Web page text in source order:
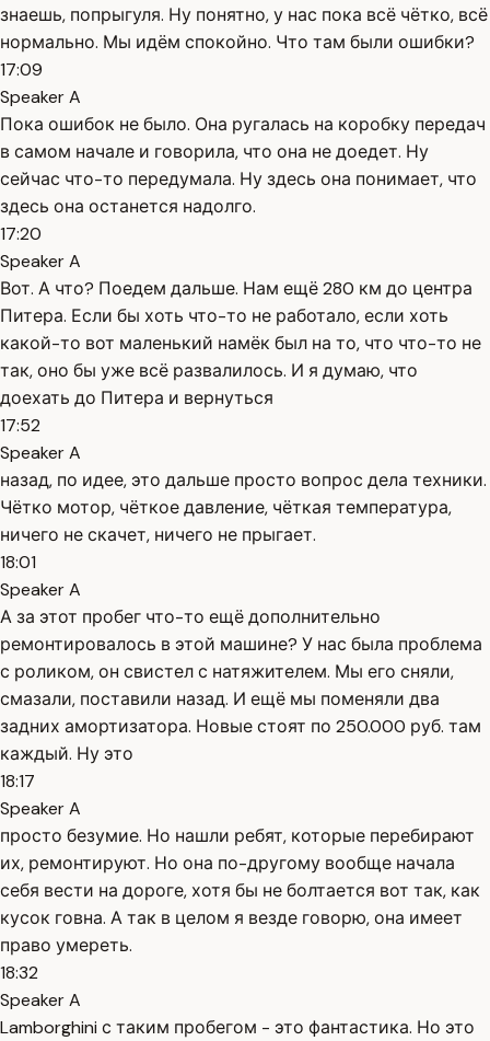
знаешь, попрыгуля. Ну понятно, у нас пока всё чётко, всё
нормально. Мы идём спокойно. Что там были ошибки?
17:09
Speaker A
Пока ошибок не было. Она ругалась на коробку передач
в самом начале и говорила, что она не доедет. Ну
сейчас что-то передумала. Ну здесь она понимает, что
здесь она останется надолго.
17:20
Speaker A
Вот. А что? Поедем дальше. Нам ещё 280 км до центра
Питера. Если бы хоть что-то не работало, если хоть
какой-то вот маленький намёк был на то, что что-то не
так, оно бы уже всё развалилось. И я думаю, что
доехать до Питера и вернуться
17:52
Speaker A
назад, по идее, это дальше просто вопрос дела техники.
Чётко мотор, чёткое давление, чёткая температура,
ничего не скачет, ничего не прыгает.
18:01
Speaker A
А за этот пробег что-то ещё дополнительно
ремонтировалось в этой машине? У нас была проблема
с роликом, он свистел с натяжителем. Мы его сняли,
смазали, поставили назад. И ещё мы поменяли два
задних амортизатора. Новые стоят по 250.000 руб. там
каждый. Ну это
18:17
Speaker A
просто безумие. Но нашли ребят, которые перебирают
их, ремонтируют. Но она по-другому вообще начала
себя вести на дороге, хотя бы не болтается вот так, как
кусок говна. А так в целом я везде говорю, она имеет
право умереть.
18:32
Speaker A
Lamborghini с таким пробегом - это фантастика. Но это